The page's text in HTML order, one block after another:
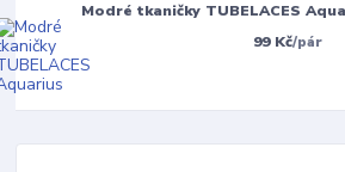
Modré tkaničky TUBELACES
99 Kč/pár